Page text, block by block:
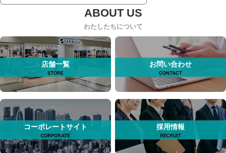
わたしたちについて
店舗一覧 お問い合わせ
コーポレートサイト 採用情報